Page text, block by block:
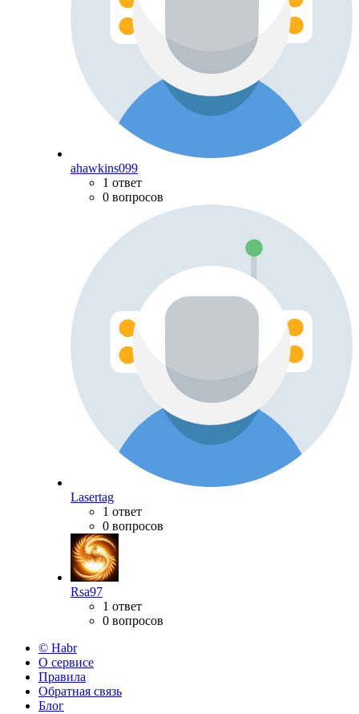
ahawkins099
1 ответ
0 вопросов
Lasertag
1 ответ
0 вопросов
Rsa97
1 ответ
0 вопросов
© Habr
О сервисе
Правила
Обратная связь
Блог